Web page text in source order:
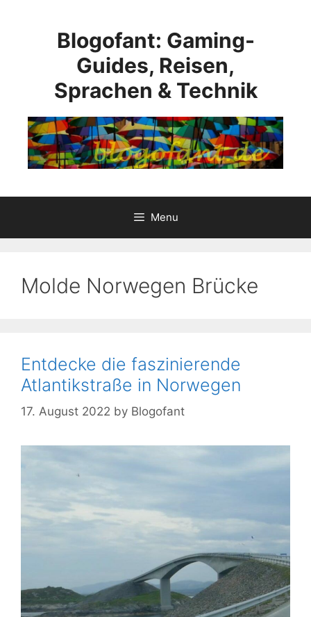
Blogofant: Gaming-
Guides, Reisen,
Sprachen & Technik
Menu
Molde Norwegen Brücke
Entdecke die faszinierende
Atlantikstraße in Norwegen
17. August 2022 by Blogofant